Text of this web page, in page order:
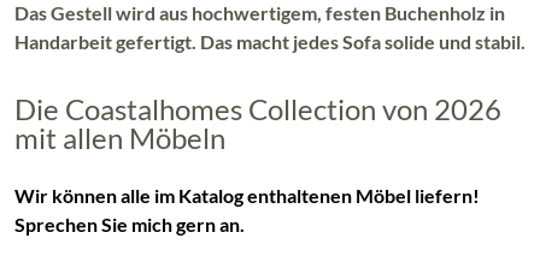
Das Gestell wird aus hochwertigem, festen Buchenholz in
Handarbeit gefertigt. Das macht jedes Sofa solide und stabil.
Die Coastalhomes Collection von 2026
mit allen Möbeln
Wir können alle im Katalog enthaltenen Möbel liefern!
Sprechen Sie mich gern an.